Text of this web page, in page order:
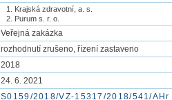
Krajská zdravotní, a. s.
Purum s. r. o.
Veřejná zakázka
rozhodnutí zrušeno, řízení zastaveno
2018
24. 6. 2021
S0159/2018/VZ-15317/2018/541/AHr